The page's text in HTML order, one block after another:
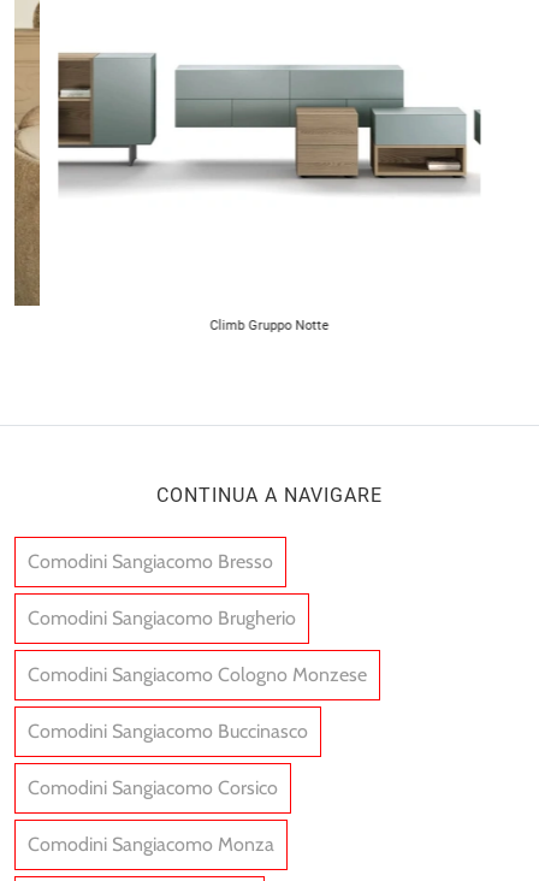
Climb Gruppo Notte
CONTINUA A NAVIGARE
Comodini Sangiacomo Bresso
Comodini Sangiacomo Brugherio
Comodini Sangiacomo Cologno Monzese
Comodini Sangiacomo Buccinasco
Comodini Sangiacomo Corsico
Comodini Sangiacomo Monza